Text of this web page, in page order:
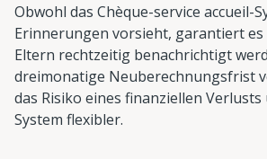
Obwohl das Chèque-service accueil-
Erinnerungen vorsieht, garantiert es
Eltern rechtzeitig benachrichtigt
dreimonatige Neuberechnungsfrist
das Risiko eines finanziellen Verlusts
System flexibler.